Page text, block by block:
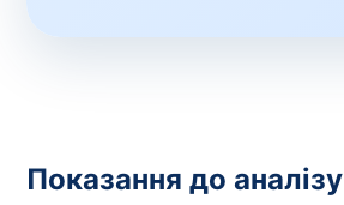
Показання до аналізу